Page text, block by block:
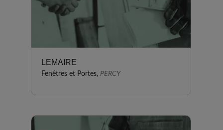
LEMAIRE
Fenêtres et Portes, PERCY